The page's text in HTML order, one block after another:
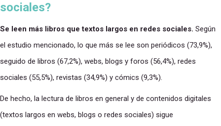
sociales?
Se leen más libros que textos largos en redes sociales. Según
el estudio mencionado, lo que más se lee son periódicos (73,9%),
seguido de libros (67,2%), webs, blogs y foros (56,4%), redes
sociales (55,5%), revistas (34,9%) y cómics (9,3%).
De hecho, la lectura de libros en general y de contenidos digitales
(textos largos en webs, blogs o redes sociales) sigue